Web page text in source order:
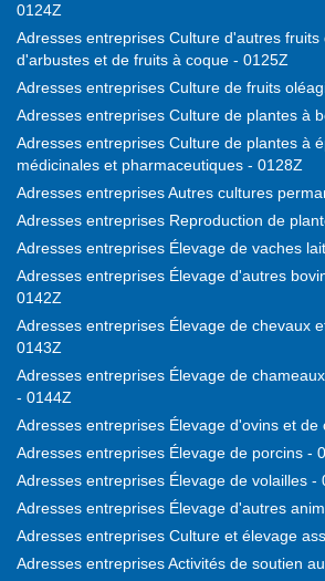
0124Z
Adresses entreprises Culture d'autres fruits
d'arbustes et de fruits à coque - 0125Z
Adresses entreprises Culture de fruits
Adresses entreprises Culture de plantes à
Adresses entreprises Culture de plantes à
médicinales et pharmaceutiques - 0128Z
Adresses entreprises Autres cultures
Adresses entreprises Reproduction de
Adresses entreprises Élevage de vaches
Adresses entreprises Élevage d'autres
0142Z
Adresses entreprises Élevage de chevaux
0143Z
Adresses entreprises Élevage de
- 0144Z
Adresses entreprises Élevage d'ovins et de
Adresses entreprises Élevage de porcins -
Adresses entreprises Élevage de volailles -
Adresses entreprises Élevage d'autres
Adresses entreprises Culture et élevage
Adresses entreprises Activités de soutien